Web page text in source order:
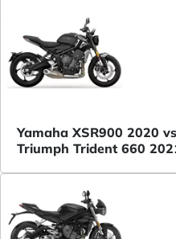
Yamaha XSR900 2020 vs
Triumph Trident 660